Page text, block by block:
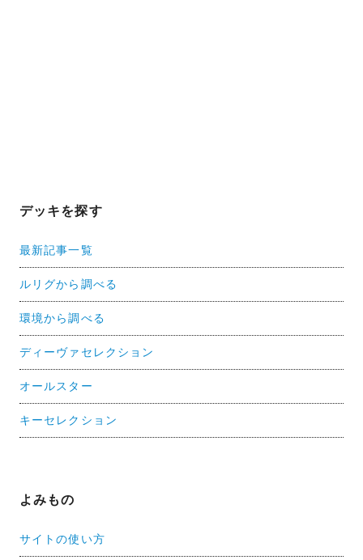
デッキを探す
最新記事一覧
ルリグから調べる
環境から調べる
ディーヴァセレクション
オールスター
キーセレクション
よみもの
サイトの使い方